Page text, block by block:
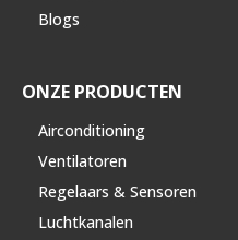
Blogs
ONZE PRODUCTEN
Airconditioning
Ventilatoren
Regelaars & Sensoren
Luchtkanalen